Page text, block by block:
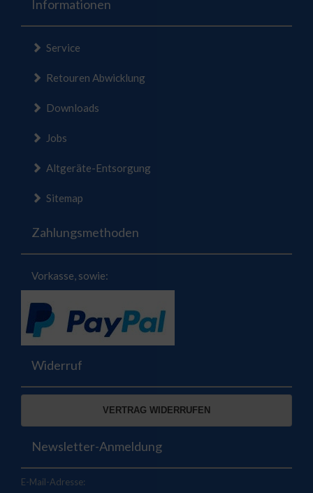
Informationen
Service
Retouren Abwicklung
Downloads
Jobs
Altgeräte-Entsorgung
Sitemap
Zahlungsmethoden
Vorkasse, sowie:
Widerruf
VERTRAG WIDERRUFEN
Newsletter-Anmeldung
E-Mail-Adresse: